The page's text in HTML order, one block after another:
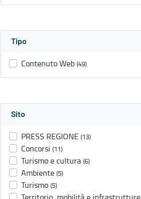
Tipo
Contenuto Web (49)
Sito
PRESS REGIONE (13)
Concorsi (11)
Turismo e cultura (6)
Ambiente (5)
Turismo (5)